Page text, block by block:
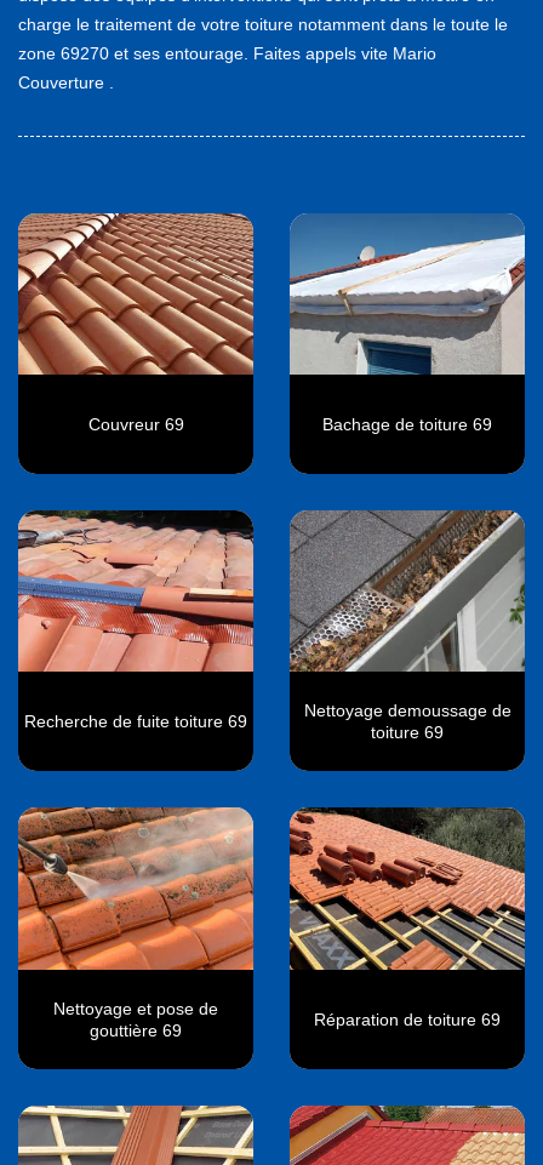
charge le traitement de votre toiture notamment dans le toute le
zone 69270 et ses entourage. Faites appels vite Mario
Couverture .
Couvreur 69 Bachage de toiture 69
Recherche de fuite toiture 69
Nettoyage demoussage de
toiture 69
Nettoyage et pose de
gouttière 69
Réparation de toiture 69